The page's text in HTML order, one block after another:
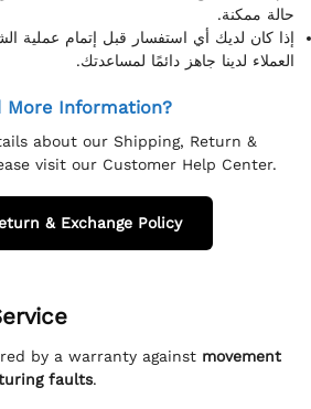
حالة ممكنة.
إذا كان لديك أي استفسار قبل إتمام عملية
العملاء لدينا جاهز دائمًا لمساعدتك.
More Information?
about our Shipping, Return &
visit our Customer Help Center.
& Exchange Policy
by a warranty against movement
faults.